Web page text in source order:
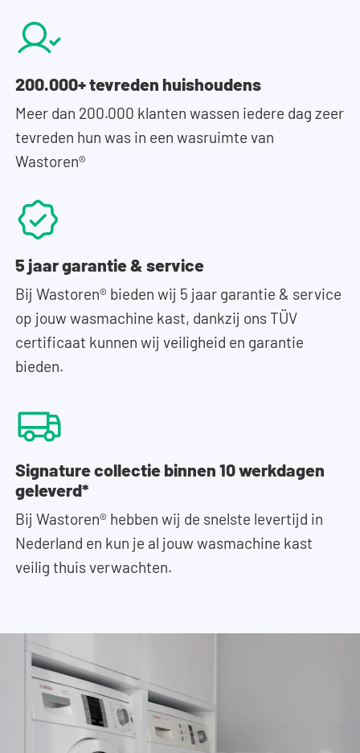
200.000+ tevreden huishoudens
Meer dan 200.000 klanten wassen iedere dag zeer
tevreden hun was in een wasruimte van
Wastoren®
5 jaar garantie & service
Bij Wastoren® bieden wij 5 jaar garantie & service
op jouw wasmachine kast, dankzij ons TÜV
certificaat kunnen wij veiligheid en garantie
bieden.
Signature collectie binnen 10 werkdagen
geleverd*
Bij Wastoren® hebben wij de snelste levertijd in
Nederland en kun je al jouw wasmachine kast
veilig thuis verwachten.